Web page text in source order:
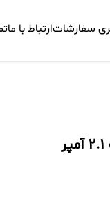
سفارشاتارتباط با ما